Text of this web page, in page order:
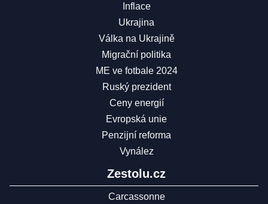
Inflace
Ukrajina
Válka na Ukrajině
Migrační politika
ME ve fotbale 2024
Ruský prezident
Ceny energií
Evropská unie
Penzijní reforma
Vynález
Zestolu.cz
Carcassonne